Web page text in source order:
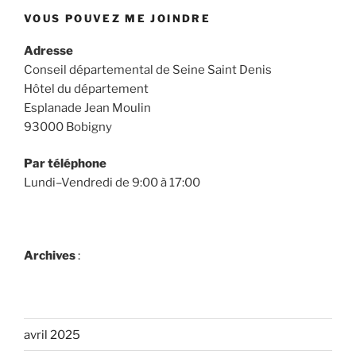
VOUS POUVEZ ME JOINDRE
Adresse
Conseil départemental de Seine Saint Denis
Hôtel du département
Esplanade Jean Moulin
93000 Bobigny
Par téléphone
Lundi–Vendredi de 9:00 à 17:00
Archives:
avril 2025